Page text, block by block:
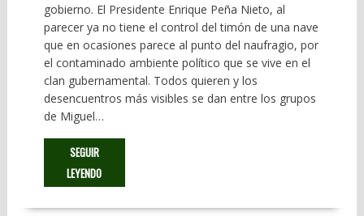
gobierno. El Presidente Enrique Peña Nieto, al
parecer ya no tiene el control del timón de una nave
que en ocasiones parece al punto del naufragio, por
el contaminado ambiente político que se vive en el
clan gubernamental. Todos quieren y los
desencuentros más visibles se dan entre los grupos
de Miguel…
SEGUIR
LEYENDO